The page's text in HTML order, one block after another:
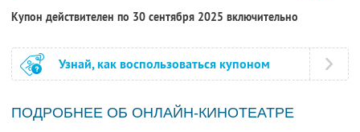
Купон действителен по 30 сентября 2025 включительно
Узнай, как воспользоваться купоном
ПОДРОБНЕЕ ОБ ОНЛАЙН-КИНОТЕАТРЕ